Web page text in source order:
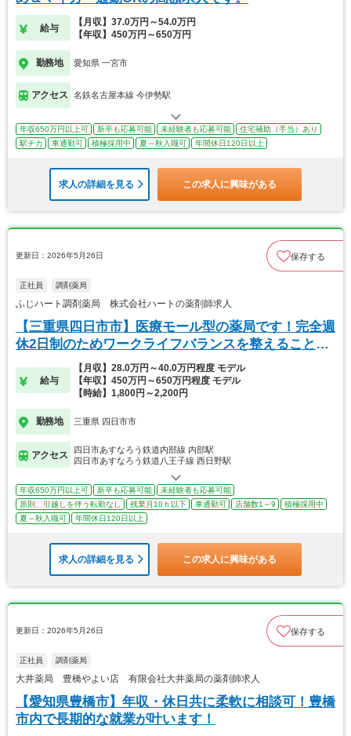
給与
【月収】37.0万円～54.0万円
【年収】450万円～650万円
勤務地 愛知県 一宮市
アクセス 名鉄名古屋本線 今伊勢駅
年収650万円以上可 新卒も応募可能 未経験者も応募可能
住宅補助（手当）あり
駅チカ
車通勤可 積極採用中 夏～秋入職可 年間休日120日以上
求人の詳細を見る この求人に興味がある
更新日：2026年5月26日 保存する
正社員 調剤薬局
ふじハート調剤薬局 株式会社ハートの薬剤師求人
【三重県四日市市】医療モール型の薬局です！完全週
休2日制のためワークライフバランスを整えることが
給与
【月収】28.0万円～40.0万円程度 モデル
【年収】450万円～650万円程度 モデル
【時給】1,800円～2,200円
勤務地 三重県 四日市市
アクセス
四日市あすなろう鉄道内部線 内部駅
四日市あすなろう鉄道八王子線 西日野駅
年収650万円以上可 新卒も応募可能
未経験者も応募可能
原則、引越しを伴う転勤なし
残業月10ｈ以下 車通勤可 店舗数1～9
積極採用中
夏～秋入職可
年間休日120日以上
求人の詳細を見る この求人に興味がある
更新日：2026年5月26日 保存する
正社員 調剤薬局
大井薬局 豊橋やよい店 有限会社大井薬局の薬剤師求人
【愛知県豊橋市】年収・休日共に柔軟に相談可！豊橋
市内で長期的な就業が叶います！